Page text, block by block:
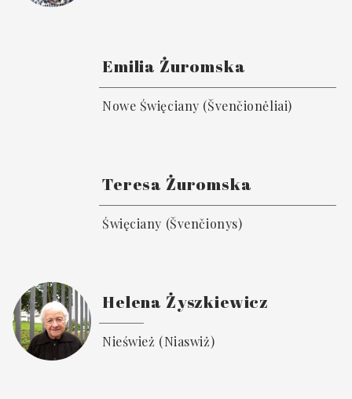
Emilia Żuromska
Nowe Święciany (Švenčionėliai)
Teresa Żuromska
Święciany (Švenčionys)
Helena Żyszkiewicz
Nieśwież (Niaswiż)